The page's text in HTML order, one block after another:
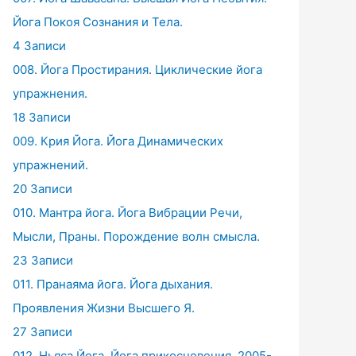
Йога Покоя Сознания и Тела.
4 Записи
008. Йога Простирания. Циклические йога
упражнения.
18 Записи
009. Крия Йога. Йога Динамических
упражнений.
20 Записи
010. Мантра йога. Йога Вибрации Речи,
Мысли, Праны. Порождение волн смысла.
23 Записи
011. Пранаяма йога. Йога дыхания.
Проявления Жизни Высшего Я.
27 Записи